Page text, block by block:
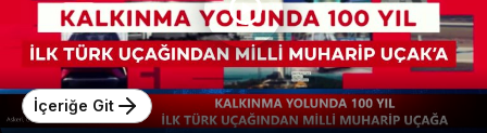
İçeriğe Git